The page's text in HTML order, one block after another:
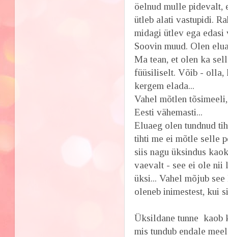
öelnud mulle pidevalt,
ütleb alati vastupidi.
midagi ütlev ega
Soovin muud. Olen
Ma tean, et olen ka
füüsiliselt. Võib - olla,
kergem elada...
Vahel mõtlen
Eesti vähemasti...
Eluaeg olen tundnud
tihti me ei mõtle selle
siis nagu üksindus
vaevalt - see ei ole nii
üksi... Vahel mõjub
oleneb inimestest, kui
Üksildane tunne kaob
mis tundub endale